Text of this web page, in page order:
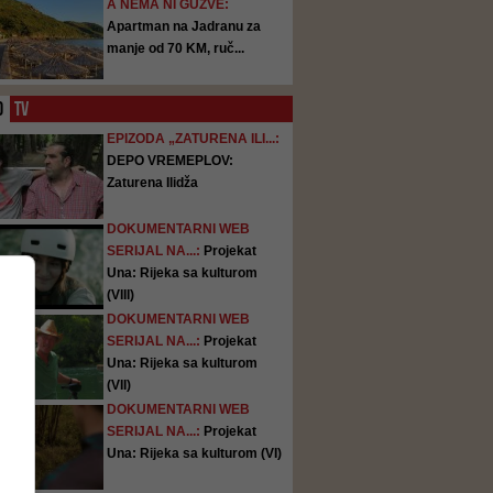
A NEMA NI GUŽVE:
Apartman na Jadranu za
manje od 70 KM, ruč...
TV
EPIZODA „ZATURENA ILI...:
DEPO VREMEPLOV:
Zaturena Ilidža
DOKUMENTARNI WEB
SERIJAL NA...: Projekat
Una: Rijeka sa kulturom
(VIII)
DOKUMENTARNI WEB
SERIJAL NA...: Projekat
Una: Rijeka sa kulturom
(VII)
DOKUMENTARNI WEB
SERIJAL NA...: Projekat
Una: Rijeka sa kulturom (VI)